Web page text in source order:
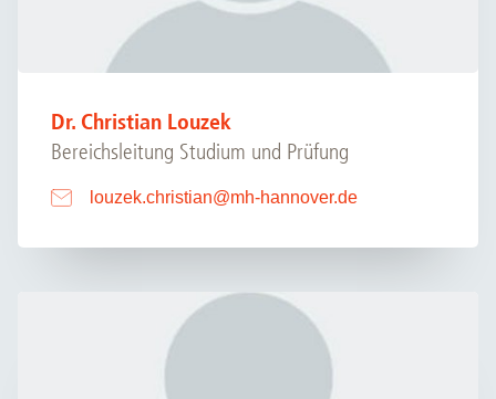
Dr. Christian Louzek
Bereichsleitung Studium und Prüfung
louzek.christian@mh-hannover.de